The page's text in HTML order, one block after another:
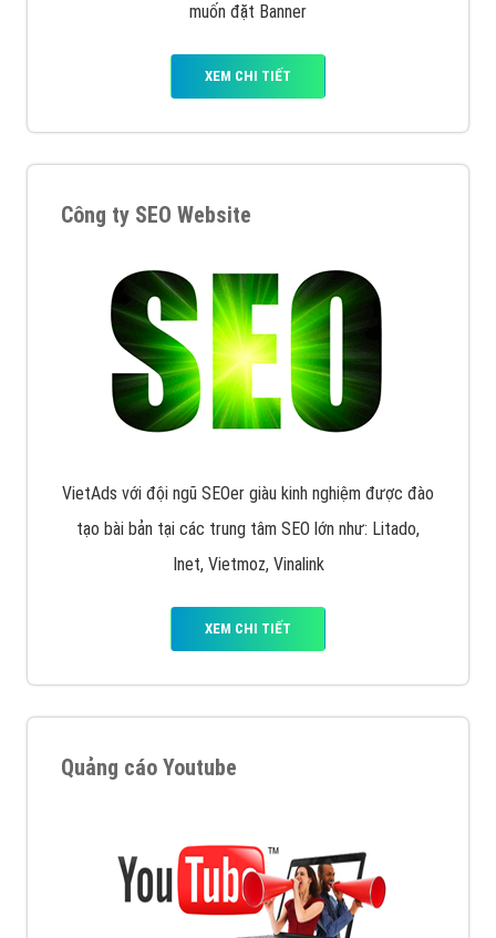
muốn đặt Banner
XEM CHI TIẾT
Công ty SEO Website
VietAds với đội ngũ SEOer giàu kinh nghiệm được đào
tạo bài bản tại các trung tâm SEO lớn như: Litado,
Inet, Vietmoz, Vinalink
XEM CHI TIẾT
Quảng cáo Youtube